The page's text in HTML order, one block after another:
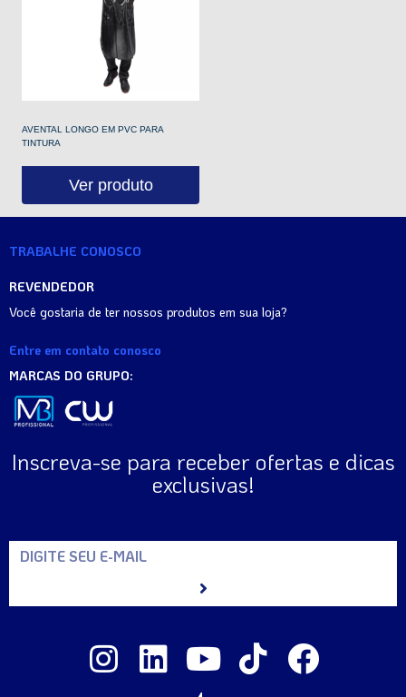
AVENTAL LONGO EM PVC PARA
TINTURA
Ver produto
TRABALHE CONOSCO
REVENDEDOR
Você gostaria de ter nossos produtos em sua loja?
Entre em contato conosco
MARCAS DO GRUPO:
Inscreva-se para receber ofertas e dicas
exclusivas!